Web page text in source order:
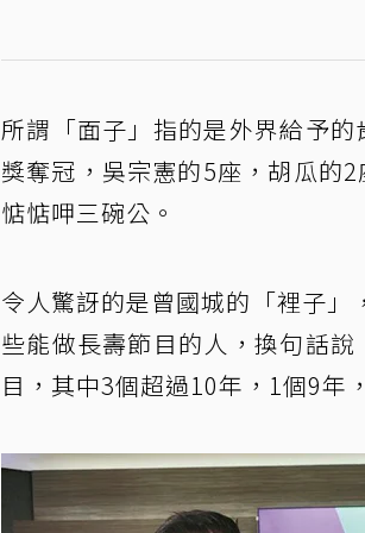
所謂「面子」指的是外界給予
獎奪冠，吳宗憲的5座，胡瓜的
惦惦呷三碗公。
令人驚訝的是曾國城的「裡子
些能做長壽節目的人，換句話
目，其中3個超過10年，1個9年